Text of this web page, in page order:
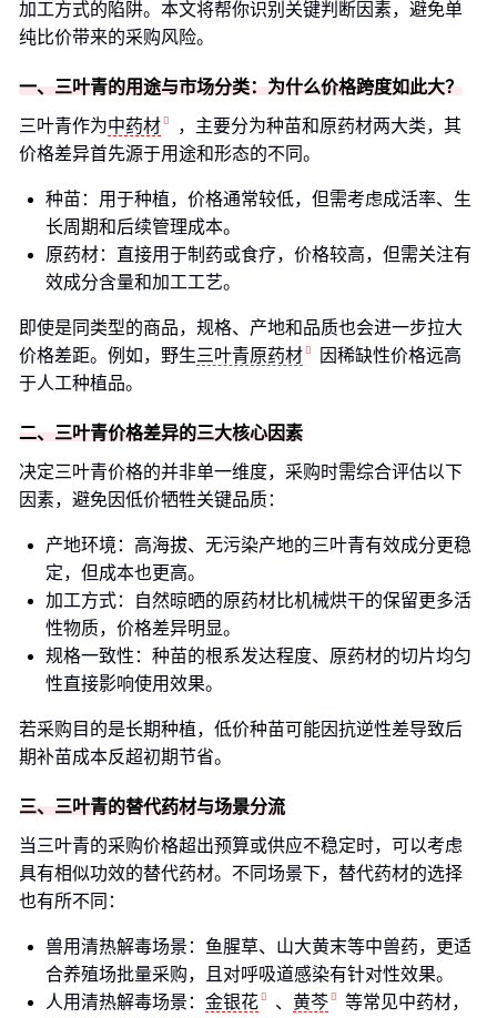
加工方式的陷阱。本文将帮你识别关键判断因素，避免单
纯比价带来的采购风险。
一、三叶青的用途与市场分类：为什么价格跨度如此大？
三叶青作为中药材
，主要分为种苗和原药材两大类，其
价格差异首先源于用途和形态的不同。
种苗：用于种植，价格通常较低，但需考虑成活率、生
长周期和后续管理成本。
原药材：直接用于制药或食疗，价格较高，但需关注有
效成分含量和加工工艺。
即使是同类型的商品，规格、产地和品质也会进一步拉大
价格差距。例如，野生三叶青原药材
因稀缺性价格远高
于人工种植品。
二、三叶青价格差异的三大核心因素
决定三叶青价格的并非单一维度，采购时需综合评估以下
因素，避免因低价牺牲关键品质：
产地环境：高海拔、无污染产地的三叶青有效成分更稳
定，但成本也更高。
加工方式：自然晾晒的原药材比机械烘干的保留更多活
性物质，价格差异明显。
规格一致性：种苗的根系发达程度、原药材的切片均匀
性直接影响使用效果。
若采购目的是长期种植，低价种苗可能因抗逆性差导致后
期补苗成本反超初期节省。
三、三叶青的替代药材与场景分流
当三叶青的采购价格超出预算或供应不稳定时，可以考虑
具有相似功效的替代药材。不同场景下，替代药材的选择
也有所不同：
兽用清热解毒场景：鱼腥草、山大黄末等中兽药，更适
合养殖场批量采购，且对呼吸道感染有针对性效果。
人用清热解毒场景： 金银花 、 黄芩
等常见中药材，